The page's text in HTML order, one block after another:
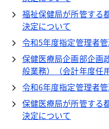
福祉保健局が所管する
決定について
令和5年度指定管理者
保健医療局企画部企画
般業務）（会計年度任
令和6年度指定管理者
保健医療局が所管する
決定について